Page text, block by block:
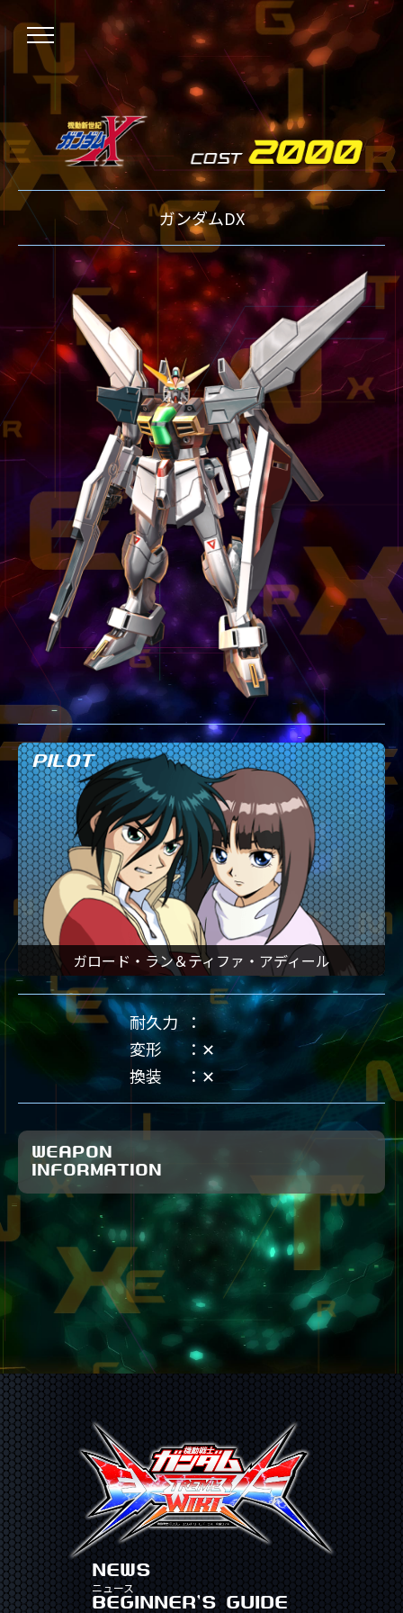
NEWS
ニュース
OVER BOOST
オーバーブースト
XVOOST
クロスブースト
EXVS2
エクストリームバーサス2
MAXI BOOST ON
マキシブーストオン
BEGINNER'S GUIDE
初心者指南
TECHNIQUE
テクニック
GLOSSARY
用語集
BUTTON PLACEMENT
ゲームパッドボタン配置
TWITTER
ツイッター
YOUTUBE
ユーチューブ
ガンダムDX
PILOT
ガロード・ラン＆ティファ・アディール
耐久力
変形
✕
換装
✕
WEAPON
INFORMATION
NEWS
ニュース
BEGINNER'S GUIDE